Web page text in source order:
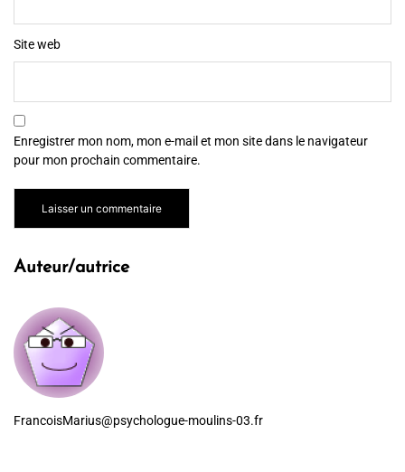
Site web
Enregistrer mon nom, mon e-mail et mon site dans le navigateur
pour mon prochain commentaire.
Auteur/autrice
FrancoisMarius@psychologue-moulins-03.fr